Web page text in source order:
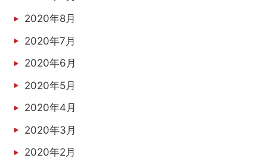
2020年8月
2020年7月
2020年6月
2020年5月
2020年4月
2020年3月
2020年2月